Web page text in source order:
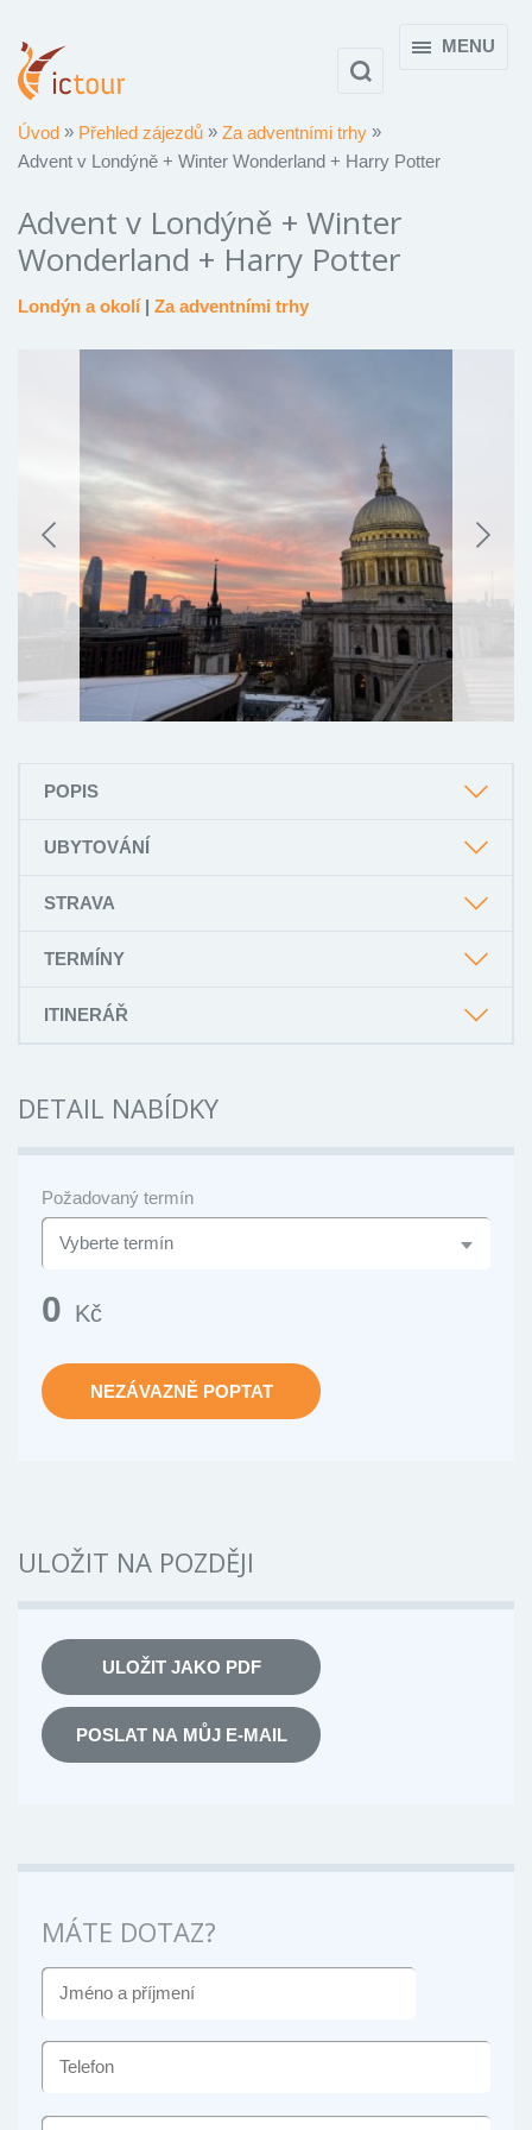
MENU
Úvod Přehled zájezdů
Za adventními trhy
Advent v Londýně + Winter Wonderland + Harry Potter
Advent v Londýně + Winter
Wonderland + Harry Potter
Londýn a okolí | Za adventními trhy
POPIS
UBYTOVÁNÍ
STRAVA
TERMÍNY
ITINERÁŘ
DETAIL NABÍDKY
Požadovaný termín
0 Kč
NEZÁVAZNĚ POPTAT
ULOŽIT NA POZDĚJI
ULOŽIT JAKO PDF
POSLAT NA MŮJ E-MAIL
MÁTE DOTAZ?
JMÉNO
TELEFON